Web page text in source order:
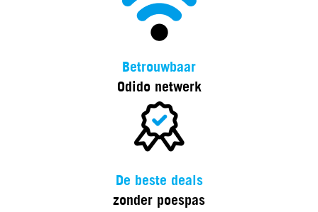
Betrouwbaar
Odido netwerk
De beste deals
zonder poespas